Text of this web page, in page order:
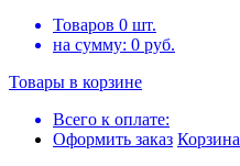
Товаров 0 шт.
на сумму: 0 руб.
Товары в корзине
Всего к оплате:
Оформить заказ Корзина